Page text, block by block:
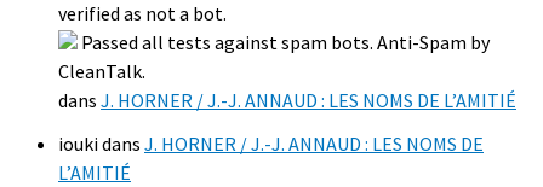
verified as not a bot.
Passed all tests against spam bots. Anti-Spam by
CleanTalk.
dans J. HORNER / J.-J. ANNAUD : LES NOMS DE L’AMITIÉ
ioukidans J. HORNER / J.-J. ANNAUD : LES NOMS DE
L’AMITIÉ